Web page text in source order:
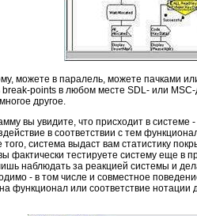
можете в паралель, можете пачками
break-points в любом месте SDL- или
другое.
вы увидите, что присходит в
в соответствии с тем
система выдаст вам статистику
фактически тестируете систему еще в
наблюдать за реакцией системы и
- в том числе и совместное
функционал или соответствие